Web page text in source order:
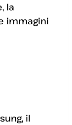
la
immagini
il